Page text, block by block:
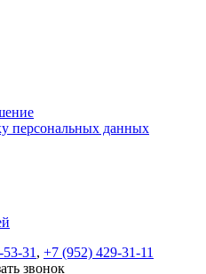
персональных данных
31, +7 (952) 429-31-11
звонок